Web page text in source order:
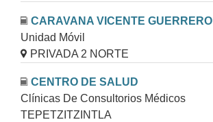
CARAVANA VICENTE GUERRERO
Unidad Móvil
PRIVADA 2 NORTE
CENTRO DE SALUD
Clínicas De Consultorios Médicos
TEPETZITZINTLA